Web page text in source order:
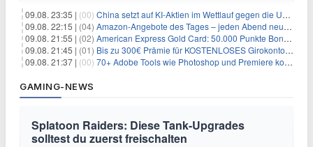
09.08. 23:35 | (00) China setzt auf KI-Aktien im Wettlauf gegen die USA um Chip- und Technologiedominanz
09.08. 22:15 | (04) Amazon-Angebote des Tages – jeden Abend neue Deals zum Stöbern
09.08. 21:55 | (02) American Express Gold Card: 50.000 Punkte Bonus + Metall-Kreditkarte
09.08. 21:45 | (01) Bis zu 300€ Prämie für KOSTENLOSES Girokonto bei der Santander – 50€ schon nach 1 Woche!
09.08. 21:37 | (00) 70+ Adobe Tools wie Photoshop und Premiere kostenlos in ChatGPT
GAMING-NEWS
Splatoon Raiders: Diese Tank-Upgrades
solltest du zuerst freischalten